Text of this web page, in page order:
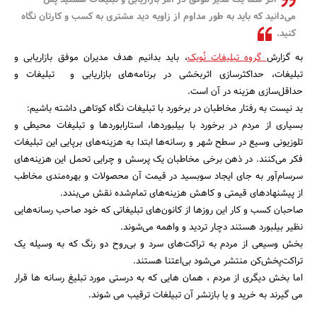
بانک، بیمه و سرمایه
مسکن و ساختمان
می‌دانید که باید به طور مداوم از زاویه دید مشتری به کسب و کارتان نگاه
کنید.
به گزارشگروه تبلیغات نُویک، باید بدانیم هدف مدیران موفق بازاریابی و
تبلیغات، حداکثرسازی اثربخشی در برنامه‌های بازاریابی و تبلیغات و
حداقل‌سازی هزینه در آن است.
بد نیست به رفتار مخاطبان در برخورد با تبلیغات نگاه کوتاهی داشته باشیم:
بسیاری از مردم در برخورد با بیلبوردها، استارابوردها و تبلیغات محیطی و
تلوزیونی وسیع در سطح شهر و رسانه‌ها ابتدا به هزینه‌های برپایی این تبلیغات
فکر می‌کنند. در ذهن برخی مخاطبان یک پرسش و چرایی تحمل این هزینه‌های
سرسام‌آور به جای ایجاد سوبسید در قیمت آن محصولات و بهره‌مندی مخاطب
از پیشنهادهای قیمتی و کاهش هزینه‌های تمام‌شده نقش می‌بندد.
صاحبان کسب و کار این روزها از کانون‌های تبلیغاتی که خود صاحب رسانه‌هایی
نظیر بیلبورد هستند دچار تردید و واهمه می‌شوند.
بخش وسیعی از مردم به تراکت‌های سرد و بی‌روح دو رنگ که به وسیله یک
تراکت‌پخش‌کن منتشر می‌شود بی‌اعتنا هستند.
اما بخش دیگری از مردم ، همان هایی که به درستی مورد تبلیغ رسانه ها قرار
می گیرند به خرید و یا بازنشر آن تبیلغات ترقیب می شوند.